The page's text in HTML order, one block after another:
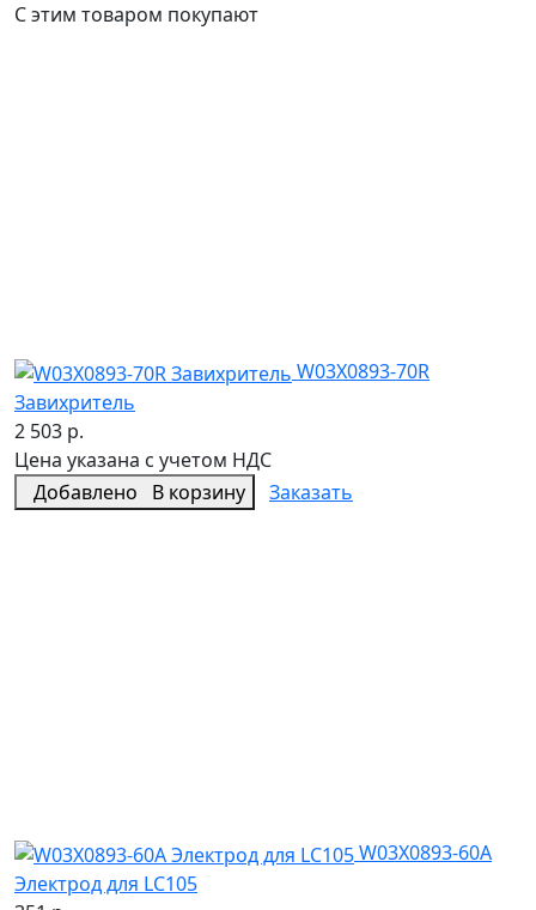
С этим товаром покупают
W03X0893-70R
Завихритель
2 503 р.
Цена указана с учетом НДС
Добавлено
В корзину Заказать
W03X0893-60A
Электрод для LC105